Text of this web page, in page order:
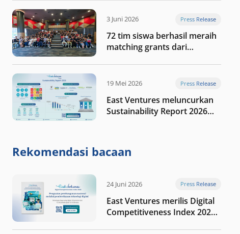
3 Juni 2026 Press Release
72 tim siswa berhasil meraih
matching grants dari
19 Mei 2026 Press Release
East Ventures meluncurkan
Sustainability Report 2026
Rekomendasi bacaan
24 Juni 2026 Press Release
East Ventures merilis Digital
Competitiveness Index 2026,